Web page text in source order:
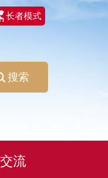
长者模式
搜索
流